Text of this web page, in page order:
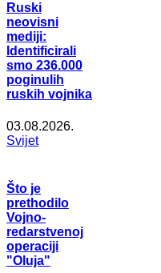
Ruski
neovisni
mediji:
Identificirali
smo 236.000
poginulih
ruskih vojnika
03.08.2026.
Svijet
Što je
prethodilo
Vojno-
redarstvenoj
operaciji
"Oluja"